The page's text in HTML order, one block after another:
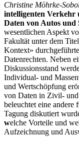
Christine Möhrke-
intelligenten Verkehr
Daten von Autos und
wesentlichen Aspekt
Fakultät unter dem
Kontext»
Datenrechten. Neben
Diskussionsstand
Individual- und
und Wertschöpfung
von Daten in Zivil- und
beleuchtet eine andere
Tagung diskutiert
welche Vorteile und
Aufzeichnung und